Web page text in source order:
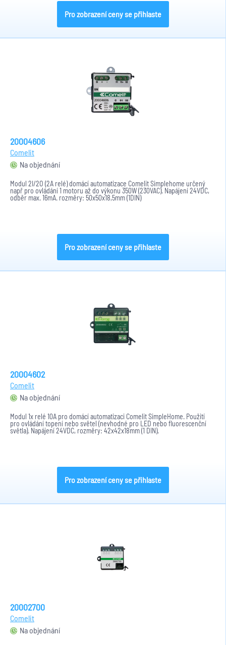
Pro zobrazení ceny se přihlaste
20004606
Comelit
Na objednání
Modul 2I/2O (2A relé) domácí automatizace Comelit Simplehome určený
např pro ovládání 1 motoru až do výkonu 350W (230VAC). Napájení 24VDC,
odběr max. 16mA. rozměry: 50x50x18,5mm (1DIN)
Pro zobrazení ceny se přihlaste
20004602
Comelit
Na objednání
Modul 1x relé 10A pro domácí automatizaci Comelit SimpleHome. Použití
pro ovládání topení nebo světel (nevhodné pro LED nebo fluorescenční
světla). Napájení 24VDC, rozměry: 42x42x18mm (1 DIN).
Pro zobrazení ceny se přihlaste
20002700
Comelit
Na objednání